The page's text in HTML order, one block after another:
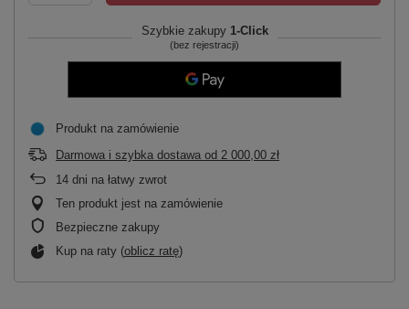
Szybkie zakupy 1-Click
(bez rejestracji)
Produkt na zamówienie
Darmowa i szybka dostawa od 2 000,00 zł
14 dni na łatwy zwrot
Ten produkt jest na zamówienie
Bezpieczne zakupy
Kup na raty (oblicz ratę)